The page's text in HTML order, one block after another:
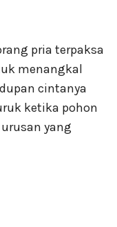
pria terpaksa
menangkal
cintanya
ketika pohon
yang